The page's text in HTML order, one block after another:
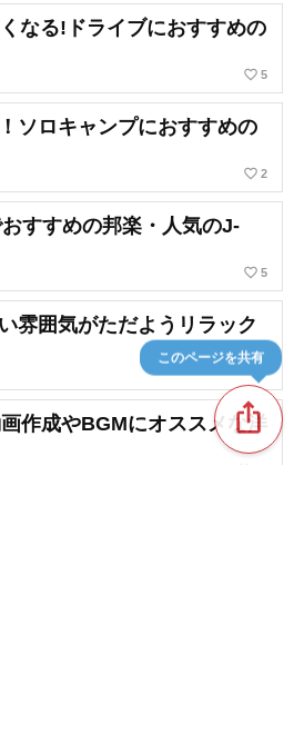
なる!ドライブにおすすめの
favorite_border 5
ソロキャンプにおすすめの
favorite_border 2
おすすめの邦楽・人気のJ-
favorite_border 5
雰囲気がただようリラック
作成やBGMにオススメな洋
ios_share
このページを共有